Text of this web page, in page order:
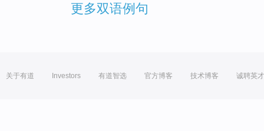
更多双语例句
关于有道 Investors 有道智选 官方博客 技术博客 诚聘英才